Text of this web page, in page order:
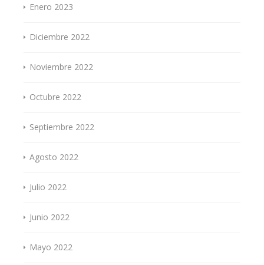
Enero 2023
Diciembre 2022
Noviembre 2022
Octubre 2022
Septiembre 2022
Agosto 2022
Julio 2022
Junio 2022
Mayo 2022